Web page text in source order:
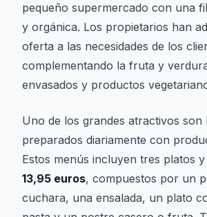
pequeño supermercado con una
y orgánica. Los propietarios han
oferta a las necesidades de los
complementando la fruta y
envasados y productos
Uno de los grandes atractivos son
preparados diariamente con
Estos menús incluyen tres platos
13,95 euros, compuestos por un
cuchara, una ensalada, un plato